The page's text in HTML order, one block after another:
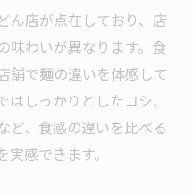
ん店が点在しており、店
味わいが異なります。食
舗で麺の違いを体感して
しっかりとしたコシ、
ど、食感の違いを比べる
感できます。